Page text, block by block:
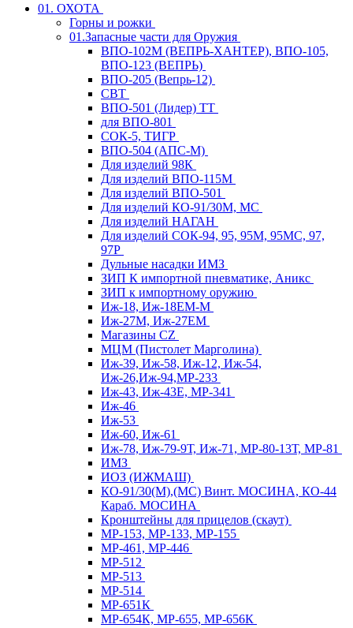
01. ОХОТА
Горны и рожки
01.Запасные части для Оружия
ВПО-102М (ВЕПРЬ-ХАНТЕР), ВПО-105,
ВПО-123 (ВЕПРЬ)
ВПО-205 (Вепрь-12)
СВТ
ВПО-501 (Лидер) ТТ
для ВПО-801
СОК-5, ТИГР
ВПО-504 (АПС-М)
Для изделий 98К
Для изделий ВПО-115М
Для изделий ВПО-501
Для изделий КО-91/30М, МС
Для изделий НАГАН
Для изделий СОК-94, 95, 95М, 95МС, 97,
97Р
Дульные насадки ИМЗ
ЗИП К импортной пневматике, Аникс
ЗИП к импортному оружию
Иж-18, Иж-18ЕМ-М
Иж-27М, Иж-27ЕМ
Магазины CZ
МЦМ (Пистолет Марголина)
Иж-39, Иж-58, Иж-12, Иж-54,
Иж-26,Иж-94,МР-233
Иж-43, Иж-43Е, МР-341
Иж-46
Иж-53
Иж-60, Иж-61
Иж-78, Иж-79-9Т, Иж-71, МР-80-13Т, МР-81
ИМЗ
ИОЗ (ИЖМАШ)
КО-91/30(М),(МС) Винт. МОСИНА, КО-44
Караб. МОСИНА
Кронштейны для прицелов (скаут)
МР-153, МР-133, МР-155
МР-461, МР-446
МР-512
МР-513
МР-514
МР-651К
МР-654К, МР-655, МР-656К